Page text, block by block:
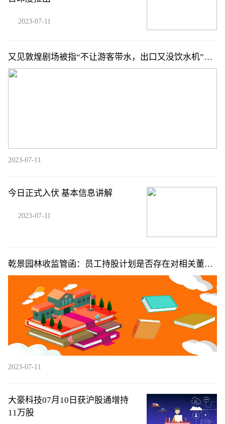
2023-07-11
又见敦煌剧场被指“不让游客带水，出口又没饮水机”，
官方再回应
2023-07-11
今日正式入伏 基本信息讲解
2023-07-11
乾景园林收监管函：员工持股计划是否存在对相关董监
高的不当利益输送
2023-07-11
大豪科技07月10日获沪股通增持
11万股